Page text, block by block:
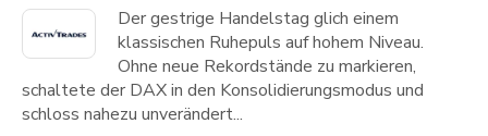
Der gestrige Handelstag glich einem
klassischen Ruhepuls auf hohem Niveau.
Ohne neue Rekordstände zu markieren,
schaltete der DAX in den Konsolidierungsmodus und
schloss nahezu unverändert...